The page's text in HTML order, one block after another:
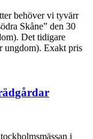
behöver vi tyvärr
Skåne” den 30
Det tidigare
ungdom). Exakt pris
i